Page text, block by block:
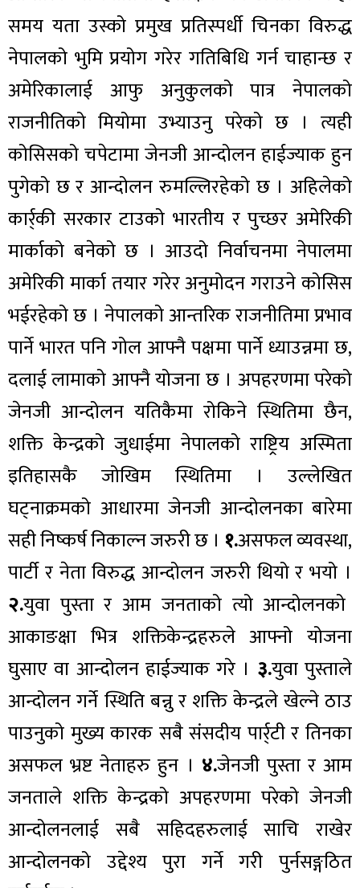
समय यता उस्को प्रमुख प्रतिस्पर्धी चिनका विरुद्ध
नेपालको भुमि प्रयोग गरेर गतिबिधि गर्न चाहान्छ र
अमेरिकालाई आफु अनुकुलको पात्र नेपालको
राजनीतिको मियोमा उभ्याउनु परेको छ । त्यही
कोसिसको चपेटामा जेनजी आन्दोलन हाईज्याक हुन
पुगेको छ र आन्दोलन रुमल्लिरहेको छ । अहिलेको
कार्र्की सरकार टाउको भारतीय र पुच्छर अमेरिकी
मार्काको बनेको छ । आउदो निर्वाचनमा नेपालमा
अमेरिकी मार्का तयार गरेर अनुमोदन गराउने कोसिस
भईरहेको छ । नेपालको आन्तरिक राजनीतिमा प्रभाव
पार्ने भारत पनि गोल आफ्नै पक्षमा पार्ने ध्याउन्नमा छ,
दलाई लामाको आफ्नै योजना छ । अपहरणमा परेको
जेनजी आन्दोलन यतिकैमा रोकिने स्थितिमा छैन,
शक्ति केन्द्रको जुधाईमा नेपालको राष्ट्रिय अस्मिता
इतिहासकै जोखिम स्थितिमा । उल्लेखित
घट्नाक्रमको आधारमा जेनजी आन्दोलनका बारेमा
सही निष्कर्ष निकाल्न जरुरी छ । १.असफल व्यवस्था,
पार्टी र नेता विरुद्ध आन्दोलन जरुरी थियो र भयो ।
२.युवा पुस्ता र आम जनताको त्यो आन्दोलनको
आकाङक्षा भित्र शक्तिकेन्द्रहरुले आफ्नो योजना
घुसाए वा आन्दोलन हाईज्याक गरे । ३.युवा पुस्ताले
आन्दोलन गर्ने स्थिति बन्नु र शक्ति केन्द्रले खेल्ने ठाउ
पाउनुको मुख्य कारक सबै संसदीय पार्र्टी र तिनका
असफल भ्रष्ट नेताहरु हुन । ४.जेनजी पुस्ता र आम
जनताले शक्ति केन्द्रको अपहरणमा परेको जेनजी
आन्दोलनलाई सबै सहिदहरुलाई साचि राखेर
आन्दोलनको उद्देश्य पुरा गर्ने गरी पुर्नसङ्गठित